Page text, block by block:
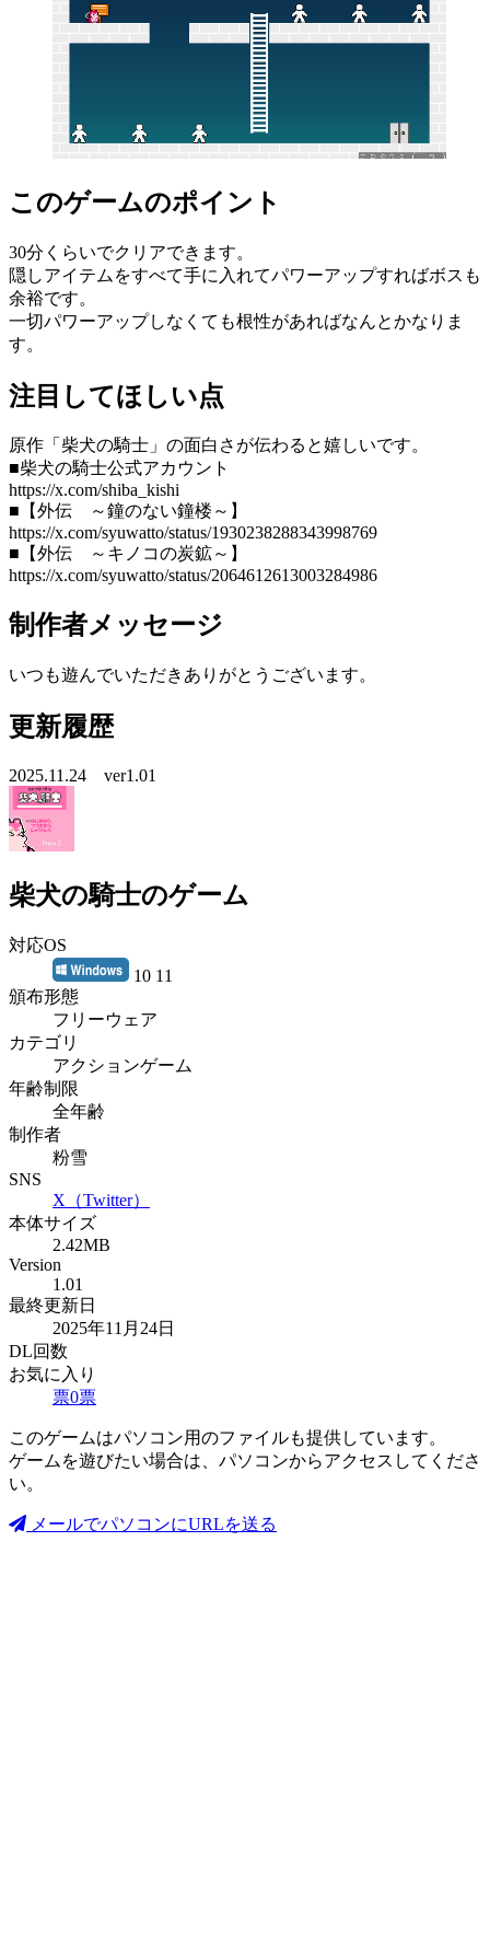
このゲームのポイント
30分くらいでクリアできます。
隠しアイテムをすべて手に入れてパワーアップすればボスも
余裕です。
一切パワーアップしなくても根性があればなんとかなりま
す。
注目してほしい点
原作「柴犬の騎士」の面白さが伝わると嬉しいです。
■柴犬の騎士公式アカウント
https://x.com/shiba_kishi
■【外伝 ～鐘のない鐘楼～】
https://x.com/syuwatto/status/1930238288343998769
■【外伝 ～キノコの炭鉱～】
https://x.com/syuwatto/status/2064612613003284986
制作者メッセージ
いつも遊んでいただきありがとうございます。
更新履歴
2025.11.24 ver1.01
柴犬の騎士のゲーム
対応OS
10 11
頒布形態
フリーウェア
カテゴリ
アクションゲーム
年齢制限
全年齢
制作者
粉雪
SNS
X（Twitter）
本体サイズ
2.42MB
Version
1.01
最終更新日
2025年11月24日
DL回数
お気に入り
票0票
このゲームはパソコン用のファイルも提供しています。
ゲームを遊びたい場合は、パソコンからアクセスしてくださ
い。
メールでパソコンにURLを送る